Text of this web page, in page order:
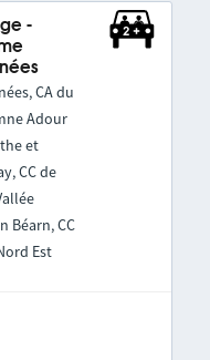
-
CA du
Adour
et
CC de
Béarn, CC
Est